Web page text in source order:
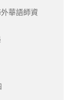
華語師資